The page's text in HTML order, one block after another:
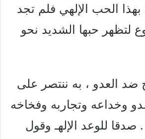
بهذا الحب الإلهي فلم تجد
لتظهر حبها الشديد نحو
ضد العدو ، به ننتصر على
وخداعه وتجاربه وفخاخه
. صدقا للوعد الإلهـ وقول